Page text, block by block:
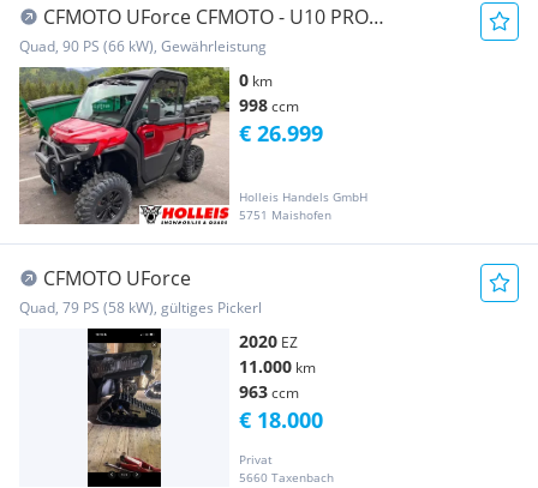
CFMOTO UForce CFMOTO - U10 PRO
HIGHLAND
Quad, 90 PS (66 kW), Gewährleistung
0 km
998ccm
Holleis Handels GmbH
5751 Maishofen
€ 26.999
CFMOTO UForce
Quad, 79 PS (58 kW), gültiges Pickerl
2020 EZ
11.000 km
963ccm
Privat
5660 Taxenbach
€ 18.000